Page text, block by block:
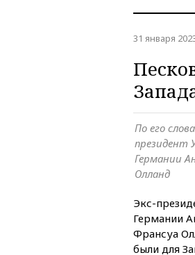
31 января
По его
президент
Германии
Олланд
Экс-
Германии
Франсуа
были для